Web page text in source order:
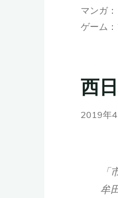
マンガ
ゲーム
西
2019年
牟